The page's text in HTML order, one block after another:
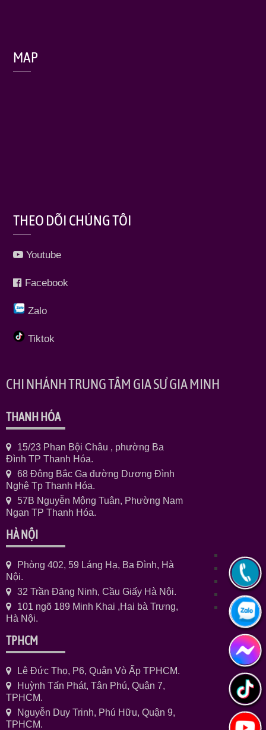
MAP
THEO DÕI CHÚNG TÔI
Youtube
Facebook
Zalo
Tiktok
CHI NHÁNH TRUNG TÂM GIA SƯ GIA MINH
THANH HÓA
15/23 Phan Bội Châu , phường Ba
Đình TP Thanh Hóa.
68 Đông Bắc Ga đường Dương Đình
Nghệ Tp Thanh Hóa.
57B Nguyễn Mộng Tuân, Phường Nam
Ngạn TP Thanh Hóa.
HÀ NỘI
Phòng 402, 59 Láng Hạ, Ba Đình, Hà
Nội.
32 Trần Đăng Ninh, Cầu Giấy Hà Nội.
101 ngõ 189 Minh Khai ,Hai bà Trưng,
Hà Nội.
TPHCM
Lê Đức Thọ, P6, Quận Vò Ấp TPHCM.
Huỳnh Tấn Phát, Tân Phú, Quận 7,
TPHCM.
Nguyễn Duy Trinh, Phú Hữu, Quận 9,
TPHCM.